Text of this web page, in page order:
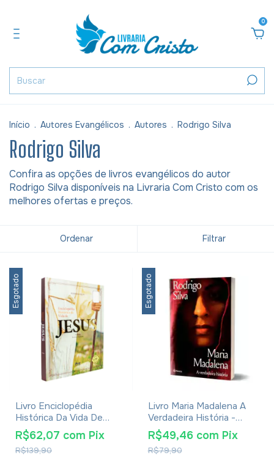
0
Início . Autores Evangélicos . Autores . Rodrigo Silva
Rodrigo Silva
Confira as opções de livros evangélicos do autor
Rodrigo Silva disponíveis na Livraria Com Cristo com os
melhores ofertas e preços.
Ordenar Filtrar
Esgotado
Livro Enciclopédia
Histórica Da Vida De
Jesus - Rodrigo Silva
R$139,90
R$62,07 com Pix
Esgotado
Livro Maria Madalena A
Verdadeira História -
Rodrigo Silva
R$79,90
R$49,46 com Pix